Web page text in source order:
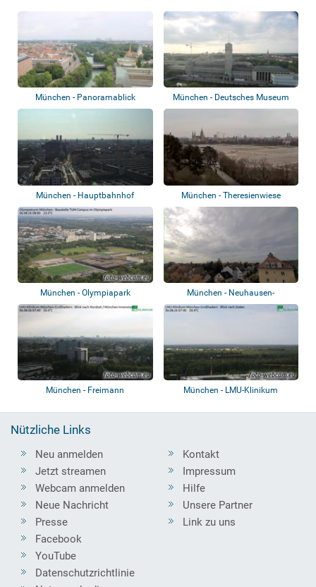
München - Panoramablick München - Deutsches Museum
München - Hauptbahnhof München - Theresienwiese
München - Olympiapark
München - Neuhausen-
Nymphenburg
München - Freimann
München - LMU-Klinikum
Nützliche Links
Neu anmelden
Jetzt streamen
Webcam anmelden
Neue Nachricht
Presse
Kontakt
Impressum
Hilfe
Unsere Partner
Link zu uns
Facebook
YouTube
Datenschutzrichtlinie